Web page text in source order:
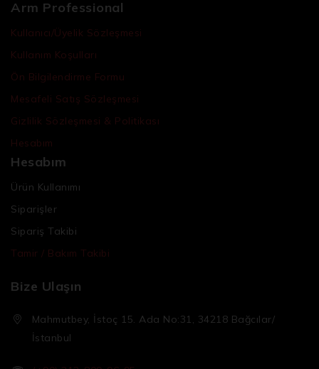
Arm Professional
Kullanıcı/Üyelik Sözleşmesi
Kullanım Koşulları
Ön Bilgilendirme Formu
Mesafeli Satış Sözleşmesi
Gizlilik Sözleşmesi & Politikası
Hesabım
Hesabım
Ürün Kullanımı
Siparişler
Sipariş Takibi
Tamir / Bakım Takibi
Bize Ulaşın
Mahmutbey, İstoç 15. Ada No:31, 34218 Bağcılar/
İstanbul